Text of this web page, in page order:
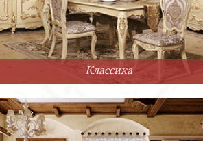
Классика